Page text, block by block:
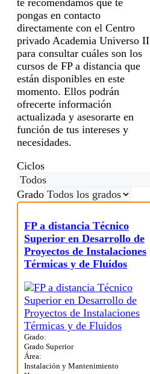
te recomendamos que te
pongas en contacto
directamente con el Centro
privado Academia Universo II
para consultar cuáles son los
cursos de FP a distancia que
están disponibles en este
momento. Ellos podrán
ofrecerte información
actualizada y asesorarte en
función de tus intereses y
necesidades.
Ciclos
Grado
FP a distancia Técnico
Superior en Desarrollo de
Proyectos de Instalaciones
Térmicas y de Fluidos
Grado:
Grado Superior
Área:
Instalación y Mantenimiento